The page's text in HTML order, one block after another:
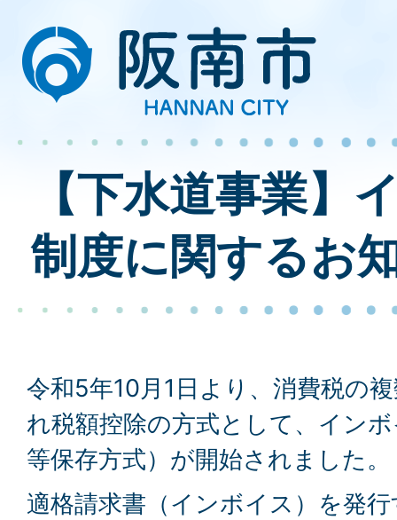
【下水道事業】
制度に関するお
令和5年10月1日より、消費税の
れ税額控除の方式として、イン
等保存方式）が開始されました。
適格請求書（インボイス）を発